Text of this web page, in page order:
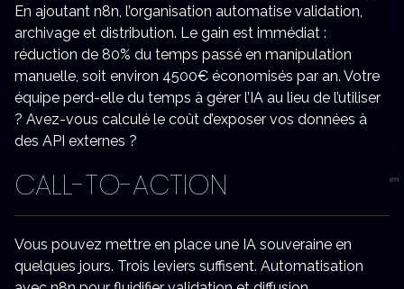
En ajoutant n8n, l’organisation automatise validation,
archivage et distribution. Le gain est immédiat :
réduction de 80% du temps passé en manipulation
manuelle, soit environ 4500€ économisés par an. Votre
équipe perd-elle du temps à gérer l’IA au lieu de l’utiliser
? Avez-vous calculé le coût d’exposer vos données à
des API externes ?
CALL-TO-ACTION
Vous pouvez mettre en place une IA souveraine en
quelques jours. Trois leviers suffisent. Automatisation